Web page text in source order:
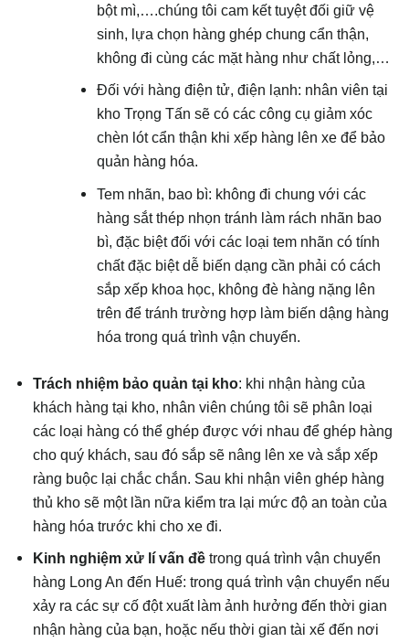
bột mì,….chúng tôi cam kết tuyệt đối giữ vệ
sinh, lựa chọn hàng ghép chung cẩn thận,
không đi cùng các mặt hàng như chất lỏng,…
Đối với hàng điện tử, điện lạnh: nhân viên tại
kho Trọng Tấn sẽ có các công cụ giảm xóc
chèn lót cẩn thận khi xếp hàng lên xe để bảo
quản hàng hóa.
Tem nhãn, bao bì: không đi chung với các
hàng sắt thép nhọn tránh làm rách nhãn bao
bì, đặc biệt đối với các loại tem nhãn có tính
chất đặc biệt dễ biến dạng cần phải có cách
sắp xếp khoa học, không đè hàng nặng lên
trên để tránh trường hợp làm biến dậng hàng
hóa trong quá trình vận chuyển.
Trách nhiệm bảo quản tại kho: khi nhận hàng của
khách hàng tại kho, nhân viên chúng tôi sẽ phân loại
các loại hàng có thể ghép được với nhau để ghép hàng
cho quý khách, sau đó sắp sẽ nâng lên xe và sắp xếp
ràng buộc lại chắc chắn. Sau khi nhận viên ghép hàng
thủ kho sẽ một lần nữa kiểm tra lại mức độ an toàn của
hàng hóa trước khi cho xe đi.
Kinh nghiệm xử lí vấn đề trong quá trình vận chuyển
hàng Long An đến Huế: trong quá trình vận chuyển nếu
xảy ra các sự cố đột xuất làm ảnh hưởng đến thời gian
nhận hàng của bạn, hoặc nếu thời gian tài xế đến nơi